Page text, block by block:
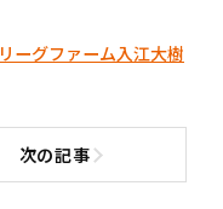
ーグファーム入江大樹
次の記事次の記事へ